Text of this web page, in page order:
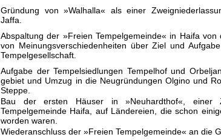
Gründung von »Walhalla« als einer
Jaffa.
Abspaltung der »Freien Tempelgemeinde« in Haifa
von Meinungsverschiedenheiten über Ziel und
Tempelgesellschaft.
Aufgabe der Tempelsiedlungen Tempelhof und
gebiet und Umzug in die Neugründungen Olgino und
Steppe.
Bau der ersten Häuser in »Neuhardthof«, einer
Tempelgemeinde Haifa, auf Ländereien, die schon
worden waren.
Wiederanschluss der »Freien Tempelgemeinde« an die